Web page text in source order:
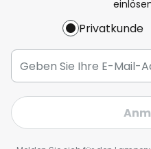
Privatkunde